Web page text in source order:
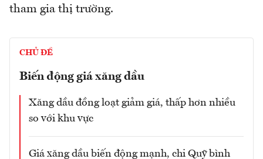
tham gia thị trường.
CHỦ ĐỀ
Biến động giá xăng dầu
Xăng dầu đồng loạt giảm giá, thấp hơn nhiều
so với khu vực
Giá xăng dầu biến động mạnh, chi Quỹ bình